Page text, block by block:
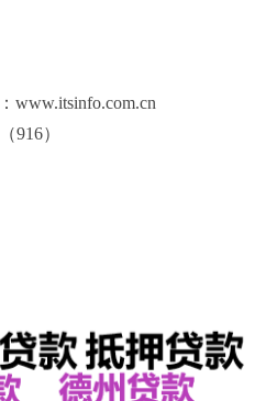
www.itsinfo.com.cn
916）